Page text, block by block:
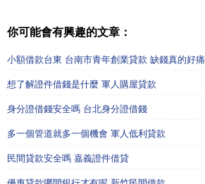
你可能會有興趣的文章：
小額借款台東 台南市青年創業貸款 缺錢真的好
想了解證件借錢是什麼 軍人購屋貸款
身分證借錢安全嗎 台北身分證借錢
多一個管道就多一個機會 軍人低利貸款
民間貸款安全嗎 嘉義證件借貸